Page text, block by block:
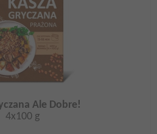
Ale Dobre!
4x100 g